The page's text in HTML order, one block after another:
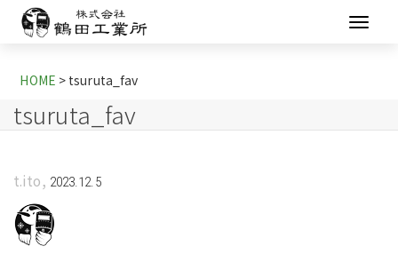
HOME > tsuruta_fav
tsuruta_fav
t.ito, 2023.12.5